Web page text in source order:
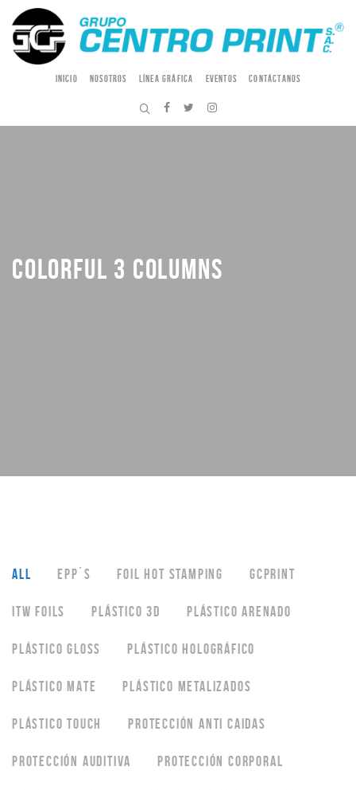
INICIO NOSOTROS LÍNEA GRÁFICA EVENTOS CONTÁCTANOS
COLORFUL 3 COLUMNS
ALL EPP´S FOIL HOT STAMPING GCPRINT
ITW FOILS PLÁSTICO 3D PLÁSTICO ARENADO
PLÁSTICO GLOSS PLÁSTICO HOLOGRÁFICO
PLÁSTICO MATE PLÁSTICO METALIZADOS
PLÁSTICO TOUCH PROTECCIÓN ANTI CAIDAS
PROTECCIÓN AUDITIVA PROTECCIÓN CORPORAL